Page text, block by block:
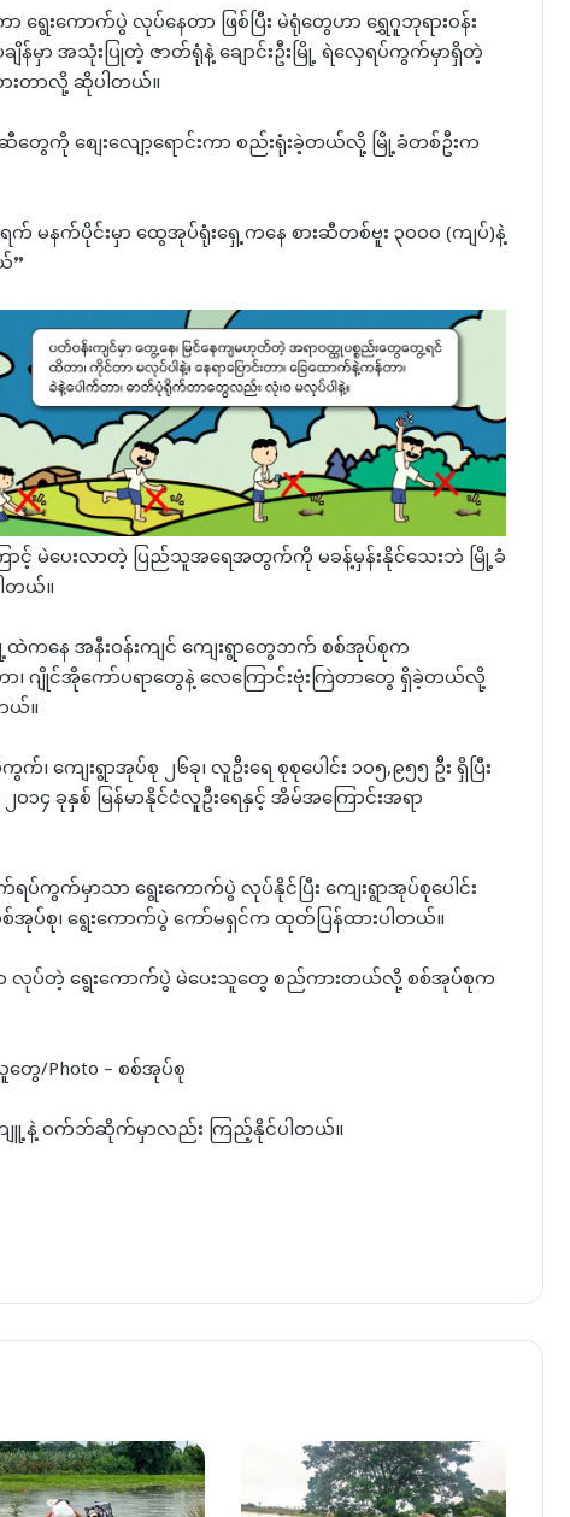
ရွေးကောက်ပွဲ လုပ်နေတာ ဖြစ်ပြီး မဲရုံတွေဟာ ရွှေဂူဘုရားဝန်း
ပချိန်မှာ အသုံးပြုတဲ့ ဇာတ်ရုံနဲ့ ချောင်းဦးမြို့ ရဲလှေရပ်ကွက်မှာရှိတဲ့
းတာလို့ ဆိုပါတယ်။
တွေကို စျေးလျော့ရောင်းကာ စည်းရုံးခဲ့တယ်လို့ မြို့ခံတစ်ဦးက
ရက် မနက်ပိုင်းမှာ ထွေအုပ်ရုံးရှေ့ကနေ စားဆီတစ်ဗူး ၃၀၀၀ (ကျပ်)နဲ့
”
ောင့် မဲပေးလာတဲ့ ပြည်သူအရေအတွက်ကို မခန့်မှန်းနိုင်သေးဘဲ မြို့ခံ
တယ်။
ထဲကနေ အနီးဝန်းကျင် ကျေးရွာတွေဘက် စစ်အုပ်စုက
၊ ဂျိုင်အိုကော်ပရာတွေနဲ့ လေကြောင်းဗုံးကြဲတာတွေ ရှိခဲ့တယ်လို့
ယ်။
၊ ကျေးရွာအုပ်စု ၂၆ခု၊ လူဦးရေ စုစုပေါင်း ၁၀၅,၉၅၅ ဦး ရှိပြီး
၄ ခုနှစ် မြန်မာနိုင်ငံလူဦးရေနှင့် အိမ်အကြောင်းအရာ
ပ်ကွက်မှာသာ ရွေးကောက်ပွဲ လုပ်နိုင်ပြီး ကျေးရွာအုပ်စုပေါင်း
ပ်စု၊ ရွေးကောက်ပွဲ ကော်မရှင်က ထုတ်ပြန်ထားပါတယ်။
လုပ်တဲ့ ရွေးကောက်ပွဲ မဲပေးသူတွေ စည်ကားတယ်လို့ စစ်အုပ်စုက
တွေ/Photo – စစ်အုပ်စု
ကျူ့နဲ့ ဝက်ဘ်ဆိုက်မှာလည်း ကြည့်နိုင်ပါတယ်။